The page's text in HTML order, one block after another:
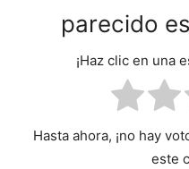
parecido
¡Haz clic en una
Hasta ahora, ¡no hay
este